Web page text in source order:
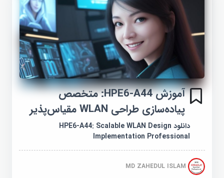
آموزش HPE6-A44: متخصص
پیاده‌سازی طراحی WLAN مقیاس‌پذیر
دانلود HPE6-A44: Scalable WLAN Design
Implementation Professional
MD ZAHEDUL ISLAM